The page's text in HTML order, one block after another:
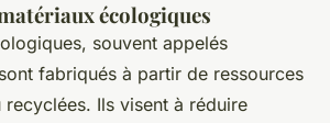
écologiques
souvent appelés
fabriqués à partir de ressources
recyclées. Ils visent à réduire